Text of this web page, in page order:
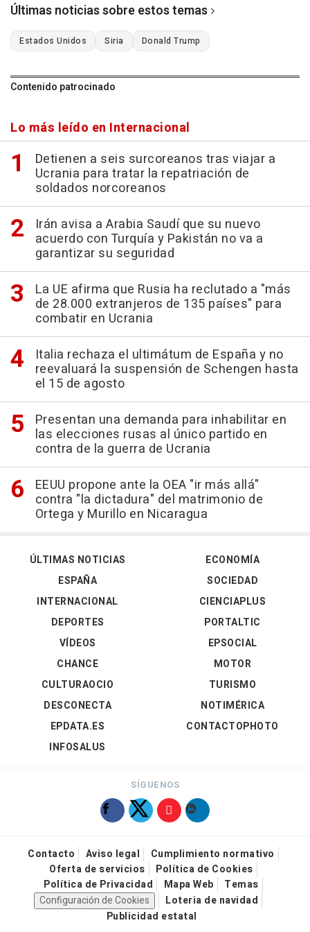
Últimas noticias sobre estos temas
Estados Unidos Siria Donald Trump
Contenido patrocinado
Lo más leído en Internacional
Detienen a seis surcoreanos tras viajar a
Ucrania para tratar la repatriación de
soldados norcoreanos
Irán avisa a Arabia Saudí que su nuevo
acuerdo con Turquía y Pakistán no va a
garantizar su seguridad
La UE afirma que Rusia ha reclutado a "más
de 28.000 extranjeros de 135 países" para
combatir en Ucrania
Italia rechaza el ultimátum de España y no
reevaluará la suspensión de Schengen hasta
el 15 de agosto
Presentan una demanda para inhabilitar en
las elecciones rusas al único partido en
contra de la guerra de Ucrania
EEUU propone ante la OEA "ir más allá"
contra "la dictadura" del matrimonio de
Ortega y Murillo en Nicaragua
ÚLTIMAS NOTICIAS
ESPAÑA
INTERNACIONAL
DEPORTES
VÍDEOS
ECONOMÍA
SOCIEDAD
CIENCIAPLUS
PORTALTIC
EPSOCIAL
CHANCE
CULTURAOCIO
DESCONECTA
EPDATA.ES
INFOSALUS
MOTOR
TURISMO
NOTIMÉRICA
CONTACTOPHOTO
SÍGUENOS
Contacto Aviso legal
Cumplimiento normativo
Oferta de servicios
Política de Cookies
Política de Privacidad
Mapa Web
Temas
Configuración de Cookies
Loteria de navidad
Publicidad estatal